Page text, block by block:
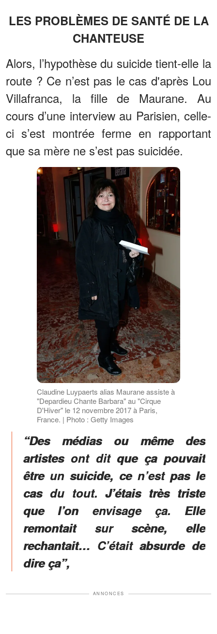
LES PROBLÈMES DE SANTÉ DE LA
CHANTEUSE
Alors, l’hypothèse du suicide tient-elle la
route ? Ce n’est pas le cas d'après Lou
Villafranca, la fille de Maurane. Au
cours d’une interview au Parisien, celle-
ci s’est montrée ferme en rapportant
que sa mère ne s’est pas suicidée.
Claudine Luypaerts alias Maurane assiste à
"Depardieu Chante Barbara" au "Cirque
D'Hiver" le 12 novembre 2017 à Paris,
France. | Photo : Getty Images
“Des médias ou même des
artistes ont dit que ça pouvait
être un suicide, ce n’est pas le
cas du tout. J’étais très triste
que l’on envisage ça. Elle
remontait sur scène, elle
rechantait… C’était absurde de
dire ça”,
ANNONCES